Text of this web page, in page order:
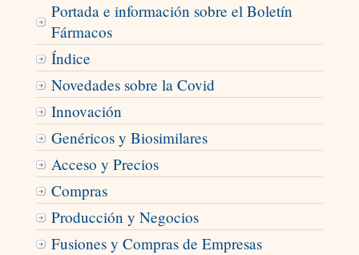
Portada e información sobre el Boletín
Fármacos
Índice
Novedades sobre la Covid
Innovación
Genéricos y Biosimilares
Acceso y Precios
Compras
Producción y Negocios
Fusiones y Compras de Empresas